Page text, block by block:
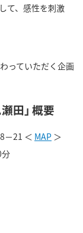
て、感性を刺激
っていただく企画
田｣ 概要
－21 ＜ MAP ＞